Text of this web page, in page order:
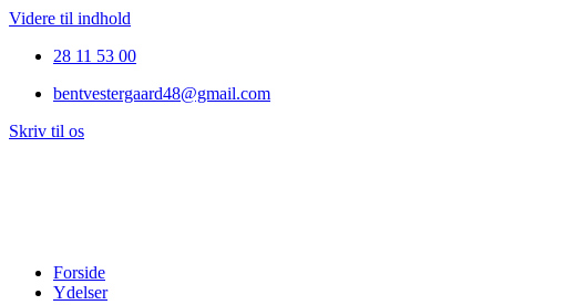
Videre til indhold
28 11 53 00
bentvestergaard48@gmail.com
Skriv til os
Forside
Ydelser